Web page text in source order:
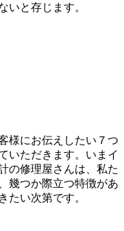
いと存じます。
様にお伝えしたい７つ
いただきます。いまイ
の修理屋さんは、私た
幾つか際立つ特徴があ
たい次第です。